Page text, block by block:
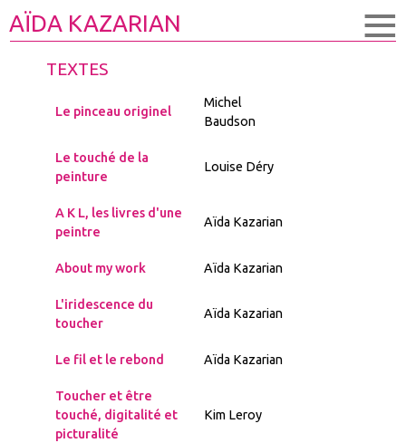
TEXTES
Le pinceau originel
Michel
Baudson
Le touché de la
peinture
Louise Déry
A K L, les livres d'une
peintre
Aïda Kazarian
About my work Aïda Kazarian
L'iridescence du
toucher
Aïda Kazarian
Le fil et le rebond Aïda Kazarian
Toucher et être
touché, digitalité et
picturalité
Kim Leroy
AÏDA KAZARIAN ≡